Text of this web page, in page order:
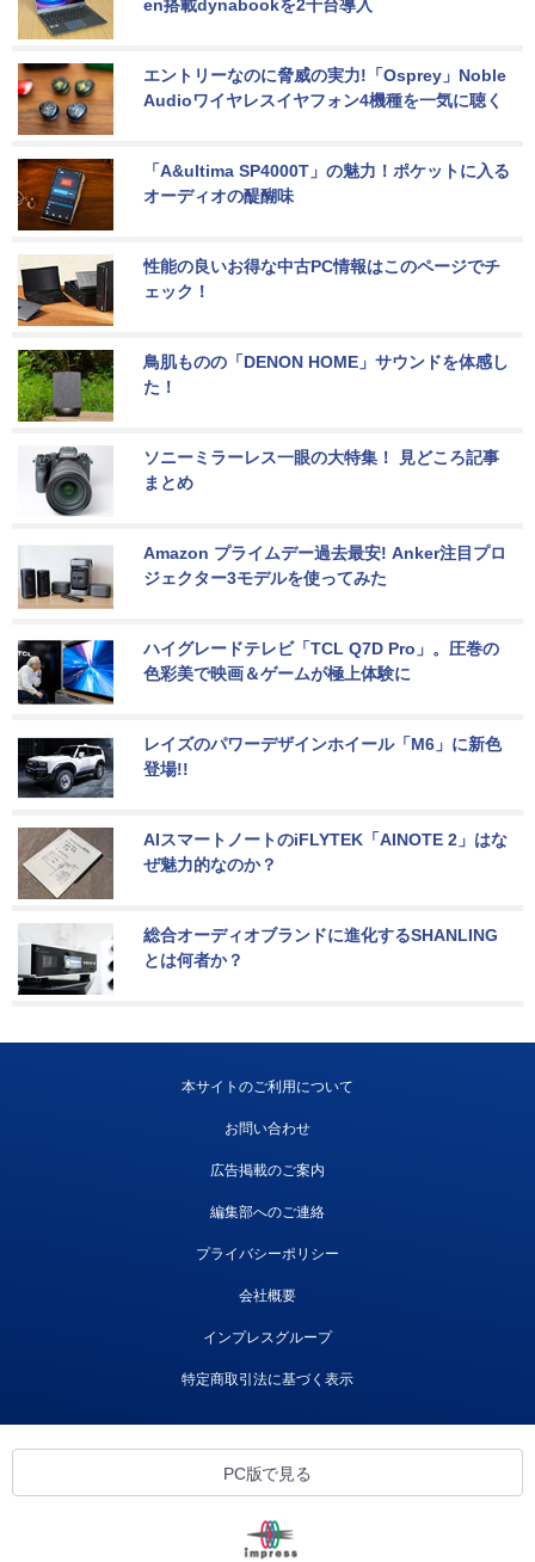
en搭載dynabookを2千台導入
エントリーなのに脅威の実力!「Osprey」Noble
Audioワイヤレスイヤフォン4機種を一気に聴く
「A&ultima SP4000T」の魅力！ポケットに入る
オーディオの醍醐味
性能の良いお得な中古PC情報はこのページでチ
ェック！
鳥肌ものの「DENON HOME」サウンドを体感し
た！
ソニーミラーレス一眼の大特集！ 見どころ記事
まとめ
Amazon プライムデー過去最安! Anker注目プロ
ジェクター3モデルを使ってみた
ハイグレードテレビ「TCL Q7D Pro」。圧巻の
色彩美で映画＆ゲームが極上体験に
レイズのパワーデザインホイール「M6」に新色
登場!!
AIスマートノートのiFLYTEK「AINOTE 2」はな
ぜ魅力的なのか？
総合オーディオブランドに進化するSHANLING
とは何者か？
本サイトのご利用について
お問い合わせ
広告掲載のご案内
編集部へのご連絡
プライバシーポリシー
会社概要
インプレスグループ
特定商取引法に基づく表示
PC版で見る